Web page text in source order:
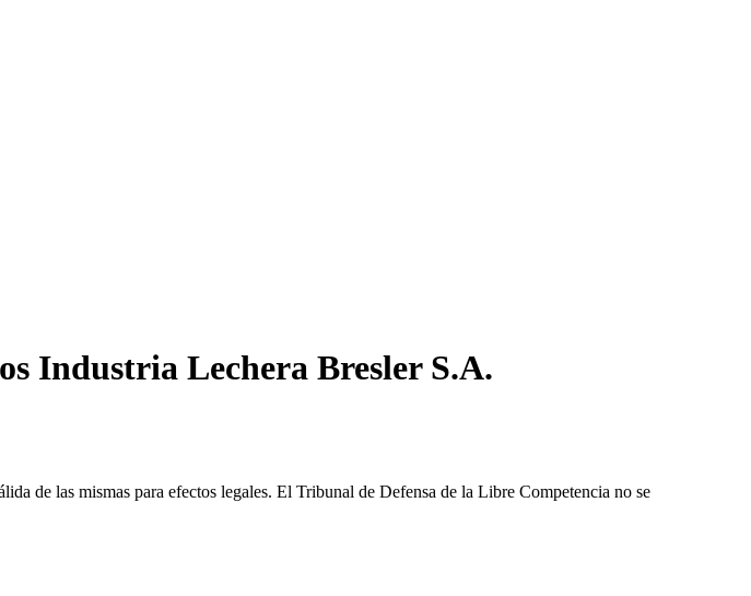
Industria Lechera Bresler S.A.
de las mismas para efectos legales. El Tribunal de Defensa de la Libre Competencia no se